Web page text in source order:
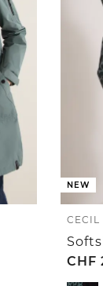
NEW
CECIL
CHF